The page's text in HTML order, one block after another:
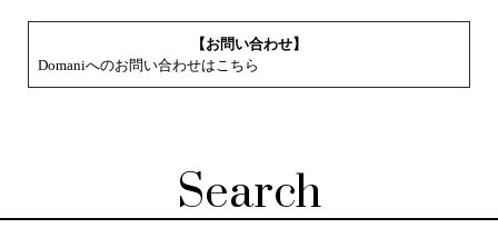
【お問い合わせ】
Domaniへのお問い合わせはこちら
Search